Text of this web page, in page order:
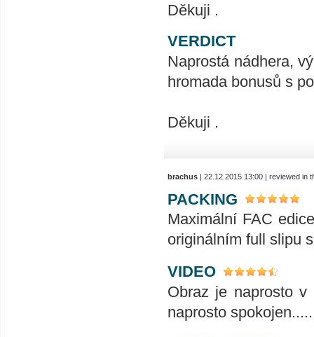
Děkuji .
VERDICT
Naprostá nádhera,
hromada bonusů s
Děkuji .
brachus | 22.12.2015 13:00 | reviewed in
PACKING
Maximální FAC
originálním full slipu
VIDEO
Obraz je naprosto
naprosto